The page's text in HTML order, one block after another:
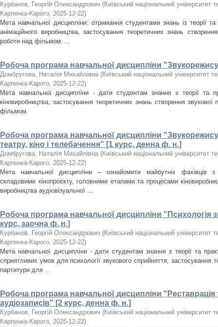
Курбанов, Георгій Олександрович (Київський національний університет
Карпенка-Карого, 2025-12-22)
Мета навчальної дисципліни: отримання студентами знань із теорії
анімаційного виробництва, застосування теоретичних знань
роботи над фільмом. ...
Робоча програма навчальної дисципліни
Домбругова, Наталія Михайлівна (Київський національний університет
Карпенка-Карого, 2025-12-22)
Мета навчальної дисципліни - дати студентам знання з теорії та
кіновиробництва, застосування теоретичних знань створення
фільмом.
Робоча програма навчальної дисципліни
театру, кіно і телебачення" [1 курс, денна ф. н.]
Домбругова, Наталія Михайлівна (Київський національний університет
Карпенка-Карого, 2025-12-22)
Мета навчальної дисципліни – ознайомити майбутніх фахівців з
складовими кінопроєкту, головними етапами та процесами
виробництва аудіовізуальної ...
Робоча програма навчальної дисципліни "Психологія
курс, заочна ф. н.]
Курбанов, Георгій Олександрович (Київський національний університет
Карпенка-Карого, 2025-12-22)
Мета навчальної дисципліни - дати студентам знання з теорії та
сприятливих умов для психології звукового сприйняття, застосування
партитури для ...
Робоча програма навчальної дисципліни "Реставрація
аудіозаписів" [2 курс, денна ф. н.]
Курбанов, Георгій Олександрович (Київський національний університет
Карпенка-Карого, 2025-12-22)